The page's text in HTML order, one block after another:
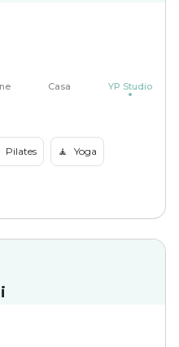
Casa YP Studio
Pilates 🧘 Yoga